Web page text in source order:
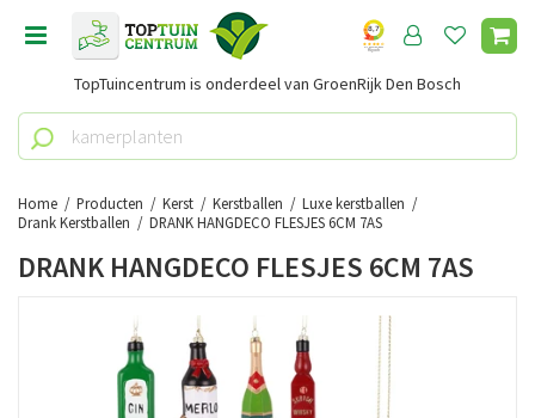
Home Producten Kerst Kerstballen
Luxe kerstballen
Drank Kerstballen
DRANK HANGDECO FLESJES 6CM 7AS
TopTuincentrum is onderdeel van GroenRijk Den Bosch
DRANK HANGDECO FLESJES 6CM 7AS